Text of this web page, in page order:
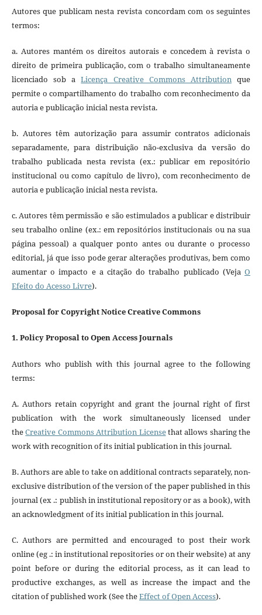
Autores que publicam nesta revista concordam com os seguintes
termos:
a. Autores mantém os direitos autorais e concedem à revista o
direito de primeira publicação, com o trabalho simultaneamente
licenciado sob aLicença Creative Commons Attributionque
permite o compartilhamento do trabalho com reconhecimento da
autoria e publicação inicial nesta revista.
b. Autores têm autorização para assumir contratos adicionais
separadamente, para distribuição não-exclusiva da versão do
trabalho publicada nesta revista (ex.: publicar em repositório
institucional ou como capítulo de livro), com reconhecimento de
autoria e publicação inicial nesta revista.
c. Autores têm permissão e são estimulados a publicar e distribuir
seu trabalho online (ex.: em repositórios institucionais ou na sua
página pessoal) a qualquer ponto antes ou durante o processo
editorial, já que isso pode gerar alterações produtivas, bem como
aumentar o impacto e a citação do trabalho publicado (VejaO
Efeito do Acesso Livre).
Proposal for Copyright Notice Creative Commons
1. Policy Proposal to Open Access Journals
Authors who publish with this journal agree to the following
terms:
A. Authors retain copyright and grant the journal right of first
publication with the work simultaneously licensed under
theCreative Commons Attribution Licensethat allows sharing the
work with recognition of its initial publication in this journal.
B. Authors are able to take on additional contracts separately, non-
exclusive distribution of the version of the paper published in this
journal (ex .: publish in institutional repository or as a book), with
an acknowledgment of its initial publication in this journal.
C. Authors are permitted and encouraged to post their work
online (eg .: in institutional repositories or on their website) at any
point before or during the editorial process, as it can lead to
productive exchanges, as well as increase the impact and the
citation of published work (See theEffect of Open Access).